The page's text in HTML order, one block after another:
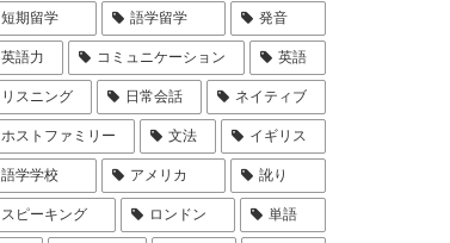
短期留学 語学留学 発音
英語力 コミュニケーション 英語
リスニング 日常会話 ネイティブ
ホストファミリー 文法 イギリス
語学学校 アメリカ 訛り
スピーキング ロンドン 単語